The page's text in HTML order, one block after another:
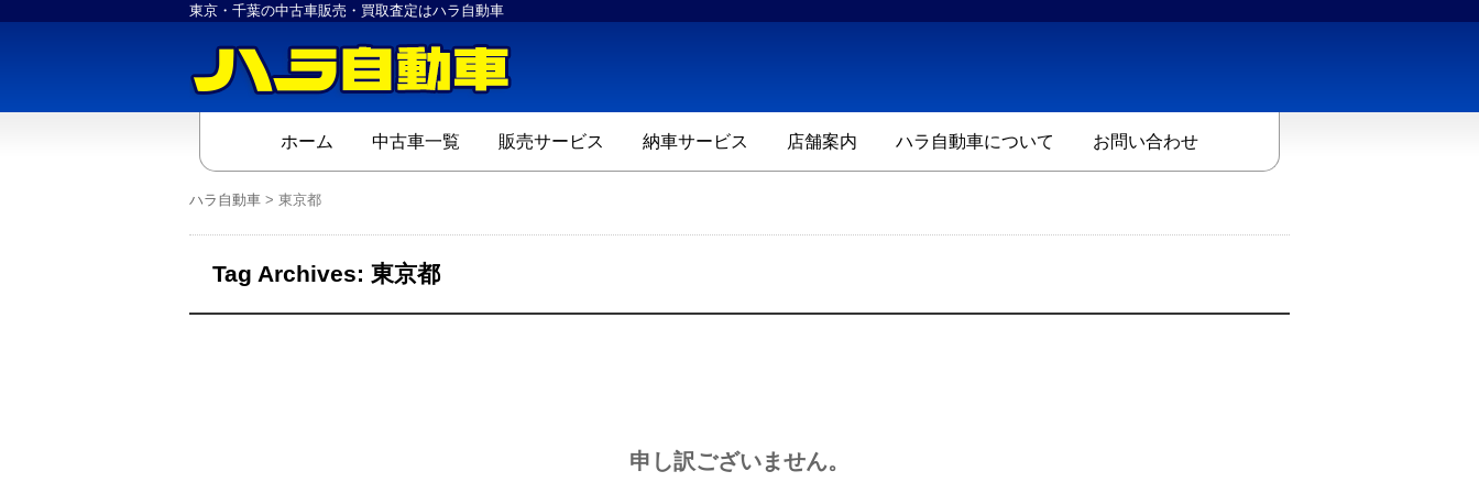
東京・千葉の中古車販売・買取査定はハラ自動車
ホーム 中古車一覧 販売サービス 納車サービス 店舗案内 ハラ自動車について お問い合わせ
ハラ自動車 > 東京都
Tag Archives: 東京都
申し訳ございません。